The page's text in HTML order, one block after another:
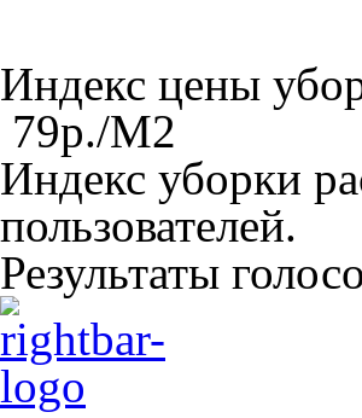
Индекс цены
79р./M2
Индекс уборки
пользователей.
Результаты